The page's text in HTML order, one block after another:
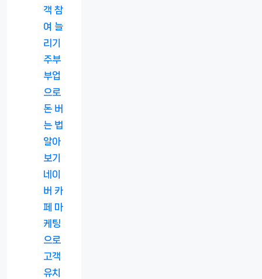
객 참
여 늘
리기
주부
부업
으로
돈 버
는 법
알아
보기
네이
버 카
페 마
케팅
으로
고객
유치